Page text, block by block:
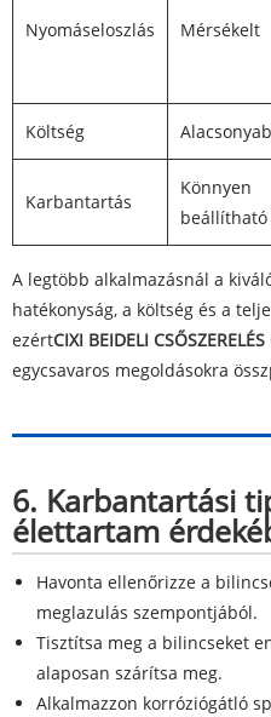
Nyomáseloszlás Mérsékelt
Költség
Karbantartás
Könnyen
beállítható
A legtöbb alkalmazásnál a
hatékonyság, a költség és a
ezértCIXI BEIDELI
egycsavaros megoldásokra
6. Karbantartási
élettartam
Havonta ellenőrizze a
meglazulás szempontjából.
Tisztítsa meg a bilincseket
alaposan szárítsa meg.
Alkalmazzon korróziógátló